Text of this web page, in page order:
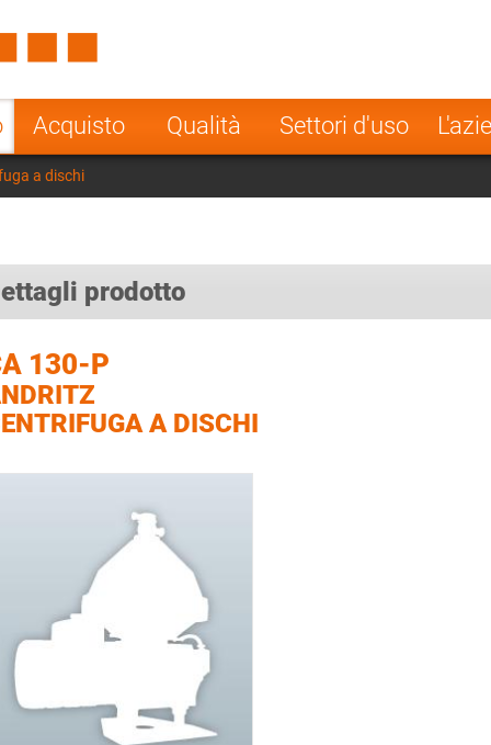
Acquisto Qualità Settori d'uso
Poland
Norway
a dischi
prodotto
130-P
A DISCHI